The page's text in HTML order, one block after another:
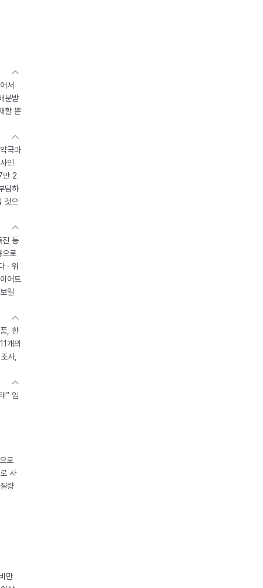
서
분받
할 뿐
국마
인
만 2
담하
것으
진 등
로
· 위
어트
일
, 한
개의
사,
” 입
로
사
량
만